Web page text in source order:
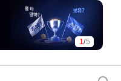
2/5